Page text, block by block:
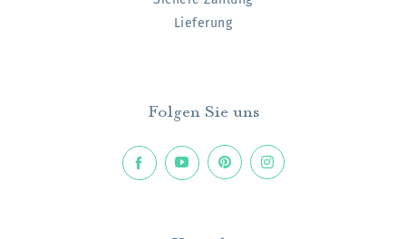
Lieferung
Folgen Sie uns